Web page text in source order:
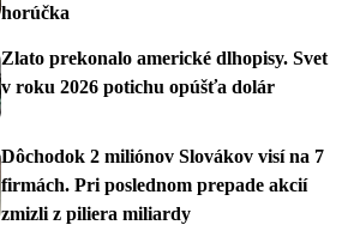
horúčka
Zlato prekonalo americké dlhopisy. Svet
v roku 2026 potichu opúšťa dolár
Dôchodok 2 miliónov Slovákov visí na 7
firmách. Pri poslednom prepade akcií
zmizli z piliera miliardy